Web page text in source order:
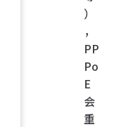
）
，
PP
Po
E
会
重